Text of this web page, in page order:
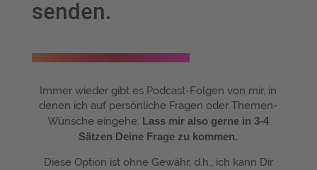
senden.
Immer wieder gibt es Podcast-Folgen von mir, in
denen ich auf persönliche Fragen oder Themen-
Wünsche eingehe. Lass mir also gerne in 3-4
Sätzen Deine Frage zu kommen.
Diese Option ist ohne Gewähr, d.h., ich kann Dir